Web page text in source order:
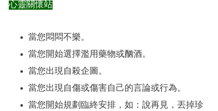
心靈關懷站
當您悶悶不樂。
當您開始選擇濫用藥物或酗酒。
當您出現自殺企圖。
當您出現自傷或傷害自己的言論或行為。
當您開始規劃臨終安排，如：說再見，丟掉珍